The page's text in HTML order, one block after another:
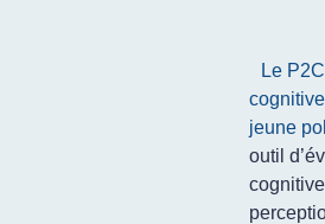
Le
jeune
outil